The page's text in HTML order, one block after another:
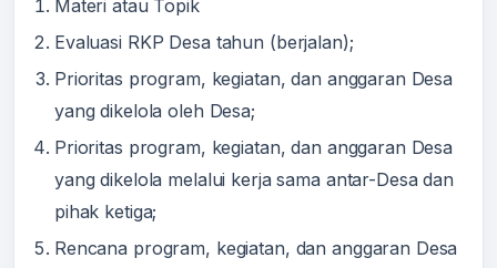
Materi atau Topik
Evaluasi RKP Desa tahun (berjalan);
Prioritas program, kegiatan, dan anggaran Desa
yang dikelola oleh Desa;
Prioritas program, kegiatan, dan anggaran Desa
yang dikelola melalui kerja sama antar-Desa dan
pihak ketiga;
Rencana program, kegiatan, dan anggaran Desa